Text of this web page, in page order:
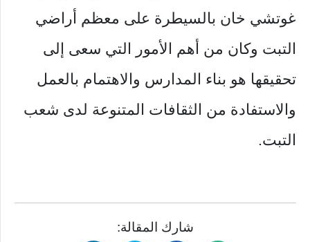
غوتشي خان بالسيطرة على معظم أراضي
التبت وكان من أهم الأمور التي سعى إلى
تحقيقها هو بناء المدارس والاهتمام بالعمل
والاستفادة من الثقافات المتنوعة لدى شعب
التبت.
شارك المقالة: